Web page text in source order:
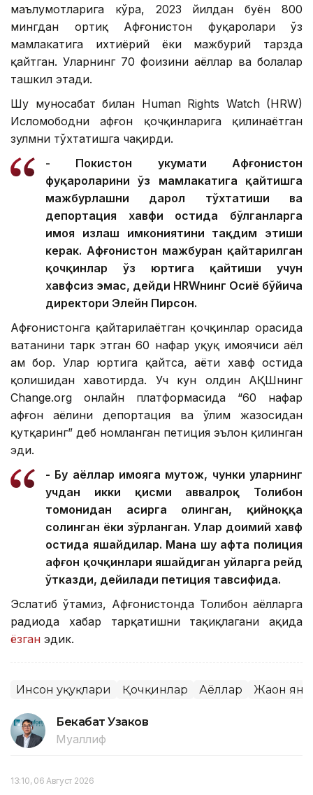
маълумотларига кўра, 2023 йилдан буён 800
мингдан ортиқ Афғонистон фуқаролари ўз
мамлакатига ихтиёрий ёки мажбурий тарзда
қайтган. Уларнинг 70 фоизини аёллар ва болалар
ташкил этади.
Шу муносабат билан Human Rights Watch (HRW)
Исломободни афғон қочқинларига қилинаётган
зулмни тўхтатишга чақирди.
- Покистон ҳукумати Афғонистон
фуқароларини ўз мамлакатига қайтишга
мажбурлашни дарҳол тўхтатиши ва
депортация хавфи остида бўлганларга
ҳимоя излаш имкониятини тақдим этиши
керак. Афғонистон мажбуран қайтарилган
қочқинлар ўз юртига қайтиши учун
хавфсиз эмас, дейди HRWнинг Осиё бўйича
директори Элейн Пирсон.
Афғонистонга қайтарилаётган қочқинлар орасида
ватанини тарк этган 60 нафар ҳуқуқ ҳимоячиси аёл
ҳам бор. Улар юртига қайтса, ҳаёти хавф остида
қолишидан хавотирда. Уч кун олдин АҚШнинг
Change.org онлайн платформасида “60 нафар
афғон аёлини депортация ва ўлим жазосидан
қутқаринг” деб номланган петиция эълон қилинган
эди.
- Бу аёллар ҳимояга муҳтож, чунки уларнинг
учдан икки қисми аввалроқ Толибон
томонидан асирга олинган, қийноққа
солинган ёки зўрланган. Улар доимий хавф
остида яшайдилар. Мана шу ҳафта полиция
афғон қочқинлари яшайдиган уйларга рейд
ўтказди, дейилади петиция тавсифида.
Эслатиб ўтамиз, Афғонистонда Толибон аёлларга
радиода хабар тарқатишни тақиқлагани ҳақида
ёзган эдик.
Инсон ҳуқуқлари Қочқинлар Аёллар Жаҳон
Бекабат Узаков
Муаллиф
13:10, 06 Август 2026